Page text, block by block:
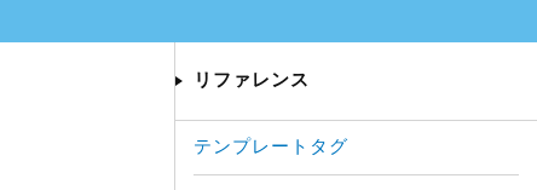
リファレンス
テンプレートタグ